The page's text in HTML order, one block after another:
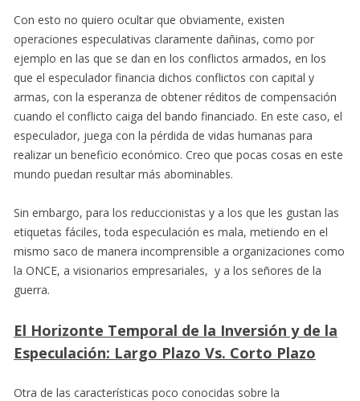
Con esto no quiero ocultar que obviamente, existen
operaciones especulativas claramente dañinas, como por
ejemplo en las que se dan en los conflictos armados, en los
que el especulador financia dichos conflictos con capital y
armas, con la esperanza de obtener réditos de compensación
cuando el conflicto caiga del bando financiado. En este caso, el
especulador, juega con la pérdida de vidas humanas para
realizar un beneficio económico. Creo que pocas cosas en este
mundo puedan resultar más abominables.
Sin embargo, para los reduccionistas y a los que les gustan las
etiquetas fáciles, toda especulación es mala, metiendo en el
mismo saco de manera incomprensible a organizaciones como
la ONCE, a visionarios empresariales, y a los señores de la
guerra.
El Horizonte Temporal de la Inversión y de la
Especulación: Largo Plazo Vs. Corto Plazo
Otra de las características poco conocidas sobre la